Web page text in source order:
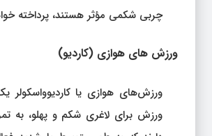
چربی شکمی مؤثر هستند، پرداخته
ورزش های هوازی (کاردیو)
ورزش‌های هوازی یا کاردیوواسکولر
ورزش برای لاغری شکم و پهلو، به